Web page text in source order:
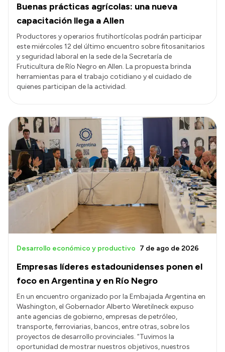
Consulta de pago a proveedores
Convocatorias
Intranet
Login
Buenas prácticas agrícolas: una nueva
capacitación llega a Allen
Productores y operarios frutihortícolas podrán participar
este miércoles 12 del último encuentro sobre fitosanitarios
y seguridad laboral en la sede de la Secretaría de
Fruticultura de Río Negro en Allen. La propuesta brinda
herramientas para el trabajo cotidiano y el cuidado de
quienes participan de la actividad.
Empresas líderes estadounidenses ponen el
foco en Argentina y en Río Negro
Desarrollo económico y productivo 7 de ago de 2026
En un encuentro organizado por la Embajada Argentina en
Washington, el Gobernador Alberto Weretilneck expuso
ante agencias de gobierno, empresas de petróleo,
transporte, ferroviarias, bancos, entre otras, sobre los
proyectos de desarrollo provinciales. “Tuvimos la
oportunidad de mostrar nuestros objetivos, nuestros